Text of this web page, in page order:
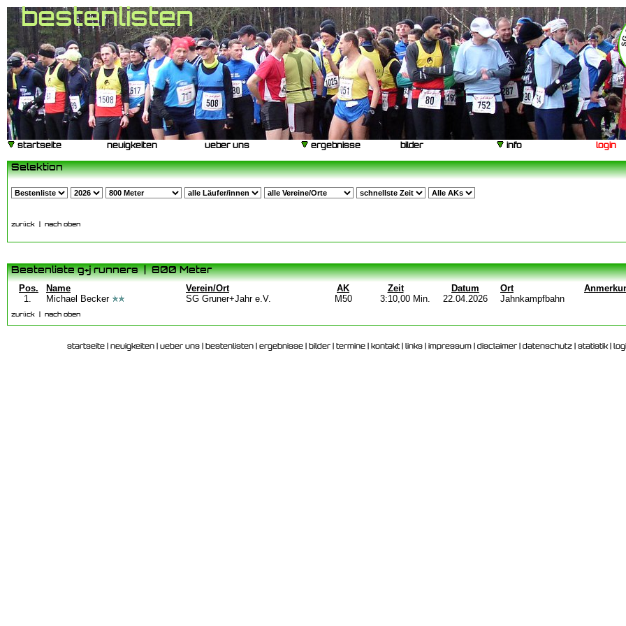
bestenlisten
startseite neuigkeiten ueber uns ergebnisse bilder info login
Selektion
zurück nach oben
Bestenliste g+j runners | 800 Meter
Pos.
Name Verein/Ort AK Zeit Datum Ort
1.
Michael Becker SG Gruner+Jahr e.V. M50 3:10,00 Min. 22.04.2026 Jahnkampfbahn
zurück nach oben
startseite neuigkeiten ueber uns bestenlisten ergebnisse bilder termine kontakt links impressum disclaimer datenschutz statistik|